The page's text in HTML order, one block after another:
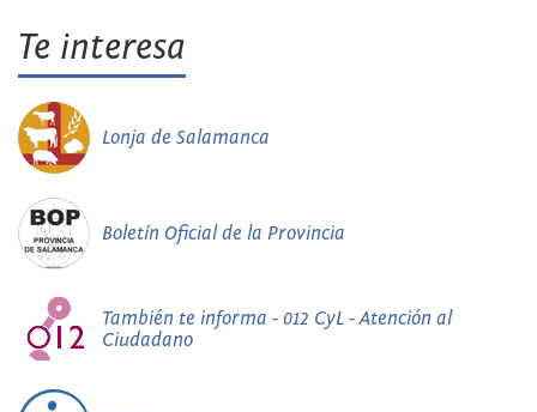
Te interesa
Lonja de Salamanca
Boletín Oficial de la Provincia
También te informa - 012 CyL - Atención al
Ciudadano